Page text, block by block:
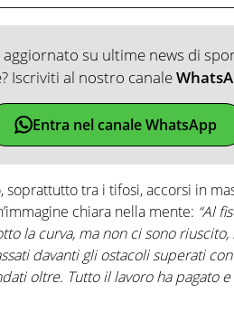
su ultime news di
Iscriviti al nostro canale
Entra nel canale WhatsApp
soprattutto tra i tifosi, accorsi in
chiara nella mente: “Al
la curva, ma non ci sono riuscito,
davanti gli ostacoli superati
oltre. Tutto il lavoro ha pagato e